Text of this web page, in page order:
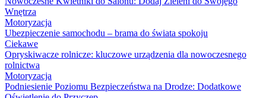
Wnętrza
Motoryzacja
Ubezpieczenie samochodu – brama do świata spokoju
Ciekawe
Opryskiwacze rolnicze: kluczowe urządzenia dla nowoczesnego
rolnictwa
Motoryzacja
Podniesienie Poziomu Bezpieczeństwa na Drodze: Dodatkowe